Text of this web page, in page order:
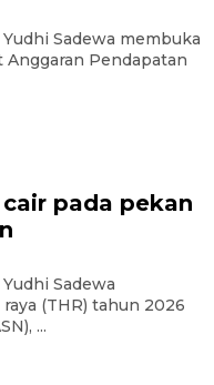
Sadewa membuka
Pendapatan
cair pada pekan
Sadewa
(THR) tahun 2026
...